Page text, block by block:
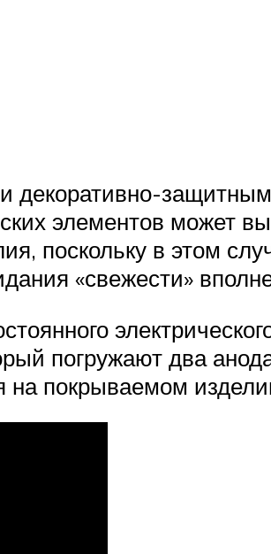
декоративно-
элементов может
поскольку в этом
«свежести»
погружают два
на покрываемом